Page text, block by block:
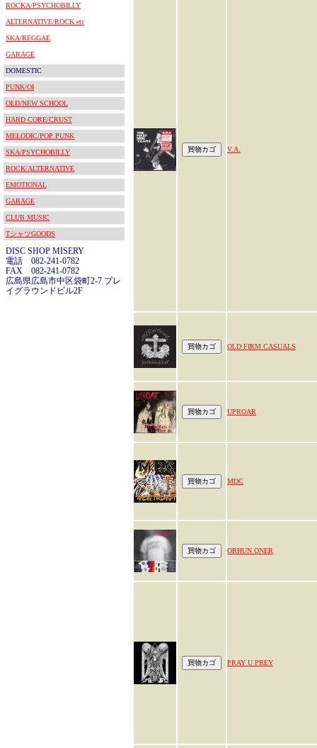
ROCKA/PSYCHOBILLY
ALTERNATIVE/ROCK etc
SKA/REGGAE
GARAGE
DOMESTIC
PUNK/OI
OLD/NEW SCHOOL
HARD CORE/CRUST
MELODIC/POP PUNK
SKA/PSYCHOBILLY
ROCK/ALTERNATIVE
EMOTIONAL
GARAGE
CLUB MUSIC
TシャツGOODS
DISC SHOP MISERY
電話 082-241-0782
FAX 082-241-0782
広島県広島市中区袋町2-7 プレ
イグラウンドビル2F
V.A.
OLD FIRM CASUALS
UPROAR
MDC
ORHUN ONER
PRAY U PREY